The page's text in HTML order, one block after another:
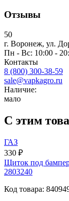
Отзывы
50
г. Воронеж, ул.
Пн - Вс: 10:00 -
Контакты
8 (800) 300-38-59
sale@vapkagro.ru
Наличие:
мало
С этим
ГАЗ
330 ₽
Щиток под
2803240
Код товара: